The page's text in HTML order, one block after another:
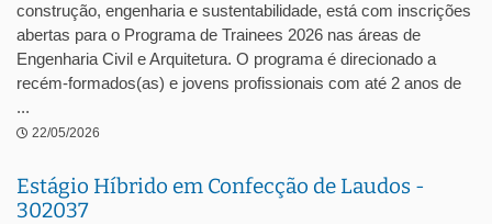
construção, engenharia e sustentabilidade, está com inscrições
abertas para o Programa de Trainees 2026 nas áreas de
Engenharia Civil e Arquitetura. O programa é direcionado a
recém-formados(as) e jovens profissionais com até 2 anos de
...
22/05/2026
Estágio Híbrido em Confecção de Laudos -
302037